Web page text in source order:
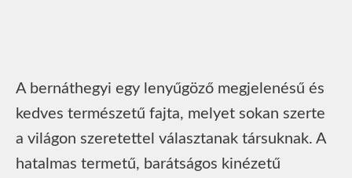
A bernáthegyi egy lenyűgöző megjelenésű és
kedves természetű fajta, melyet sokan szerte
a világon szeretettel választanak társuknak. A
hatalmas termetű, barátságos kinézetű